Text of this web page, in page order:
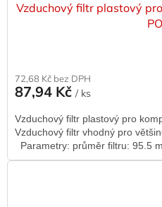
Vzduchový filtr plastový
72,68 Kč bez DPH
87,94 Kč / ks
Vzduchový filtr plastový pro
Vzduchový filtr vhodný pro
Parametry: průměr filtru: 95.5